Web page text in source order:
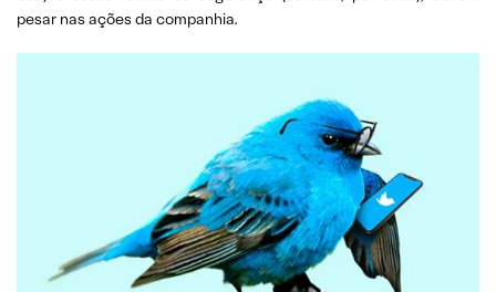
pesar nas ações da companhia.